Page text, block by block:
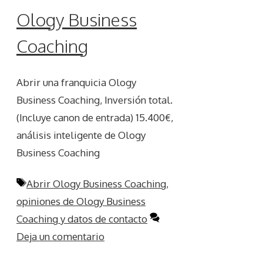
Ology Business
Coaching
Abrir una franquicia Ology
Business Coaching, Inversión total.
(Incluye canon de entrada) 15.400€,
análisis inteligente de Ology
Business Coaching
Etiquetas
Abrir Ology Business Coaching,
opiniones de Ology Business
Coaching y datos de contacto
Deja un comentario